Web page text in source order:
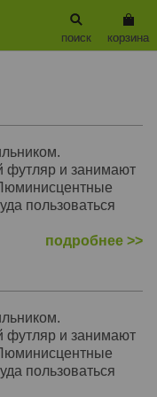
корзина
поиск
футляр и занимают
пользоваться
подробнее >>
футляр и занимают
пользоваться